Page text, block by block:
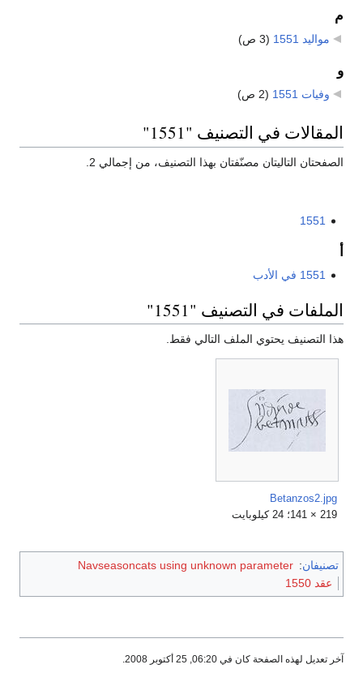
م
مواليد 1551 (3 ص)
و
وفيات 1551 (2 ص)
المقالات في التصنيف "1551"
الصفحتان التاليتان مصنّفتان بهذا التصنيف، من إجمالي 2.
1551
1551 في الأدب
الملفات في التصنيف "1551"
هذا التصنيف يحتوي الملف التالي فقط.
Betanzos2.jpg
219 × 141؛ 24 كيلوبايت
تصنيفان:
Navseasoncats using unknown parameter
عقد 1550
آخر تعديل لهذه الصفحة كان في 06:20, 25 أكتوبر 2008.